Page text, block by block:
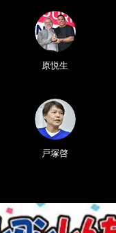
原悦生
戸塚啓